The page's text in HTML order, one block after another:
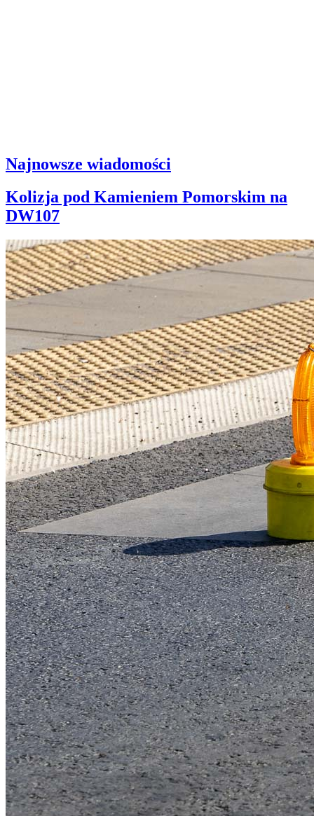
Najnowsze wiadomości
Kolizja pod Kamieniem Pomorskim na
DW107